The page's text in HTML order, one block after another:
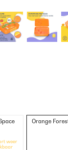
weer
Orange